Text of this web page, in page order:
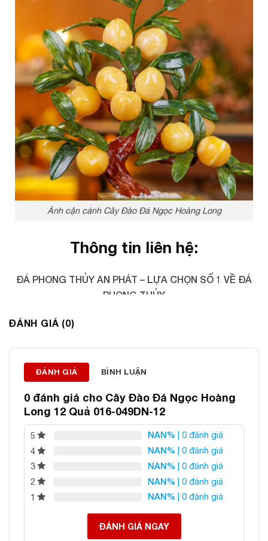
Ảnh cận cảnh Cây Đào Đá Ngọc Hoàng Long
Thông tin liên hệ:
ĐÁ PHONG THỦY AN PHÁT – LỰA CHỌN SỐ 1 VỀ ĐÁ
PHONG THỦY
ĐÁNH GIÁ (0)
ĐÁNH GIÁ BÌNH LUẬN
0 đánh giá cho Cây Đào Đá Ngọc Hoàng
Long 12 Quả 016-049DN-12
5 NAN% | 0 đánh giá
4
NAN% | 0 đánh giá
3
NAN% | 0 đánh giá
2
NAN% | 0 đánh giá
1
NAN% | 0 đánh giá
ĐÁNH GIÁ NGAY